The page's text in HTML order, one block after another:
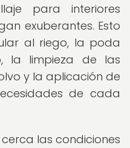
para interiores
exuberantes. Esto
al riego, la poda
la limpieza de las
y la aplicación de
de cada
las condiciones